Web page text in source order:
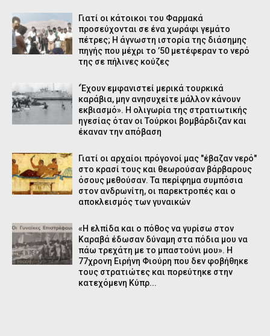
Γιατί οι κάτοικοι του Φαρμακά
προσεύχονται σε ένα χωράφι γεμάτο
πέτρες; Η άγνωστη ιστορία της διάσημης
πηγής που μέχρι το ’50 μετέφεραν το νερό
της σε πήλινες κούζες
‘Έχουν εμφανιστεί μερικά τουρκικά
καράβια, μην ανησυχείτε μάλλον κάνουν
εκβιασμό». Η ολιγωρία της στρατιωτικής
ηγεσίας όταν οι Τούρκοι βομβάρδιζαν και
έκαναν την απόβαση
Γιατί οι αρχαίοι πρόγονοί μας "έβαζαν νερό"
στο κρασί τους και θεωρούσαν βάρβαρους
όσους μεθούσαν. Τα περίφημα συμπόσια
στον ανδρωνίτη, οι παρεκτροπές και ο
αποκλεισμός των γυναικών
«Η ελπίδα και ο πόθος να γυρίσω στον
Καραβά έδωσαν δύναμη στα πόδια μου να
πάω τρεχάτη με το μπαστούνι μου». H
77χρονη Ειρήνη Φιούρη που δεν φοβήθηκε
τους στρατιώτες και πορεύτηκε στην
κατεχόμενη Κύπρ...